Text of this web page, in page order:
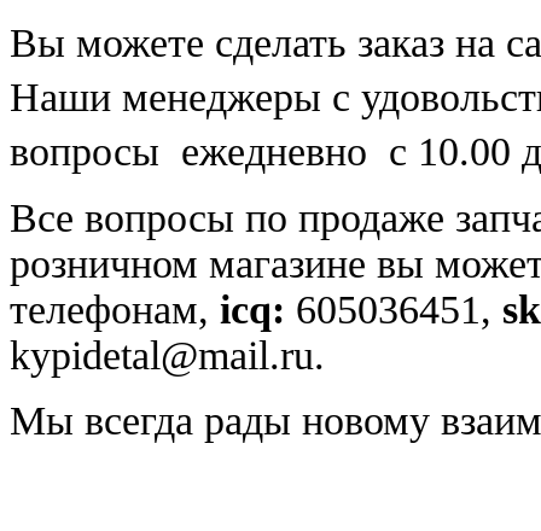
Вы можете сделать заказ на
Наши менеджеры с
вопросы ежедневно с 10.00
Все вопросы по продаже
розничном магазине вы
телефонам, icq: 605036451,
kypidetal@mail.ru.
Мы всегда рады новому